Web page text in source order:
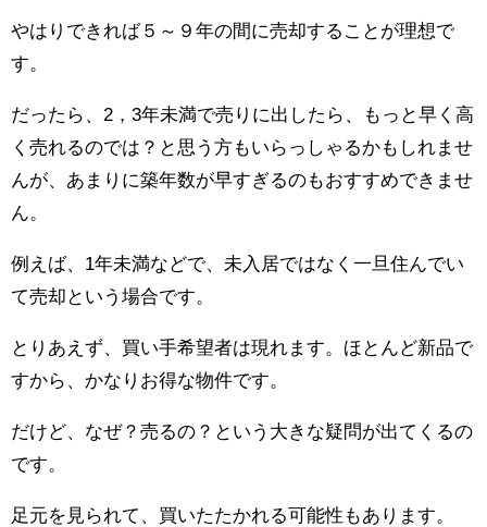
やはりできれば５～９年の間に売却することが理想で
す。
だったら、2，3年未満で売りに出したら、もっと早く高
く売れるのでは？と思う方もいらっしゃるかもしれませ
んが、あまりに築年数が早すぎるのもおすすめできませ
ん。
例えば、1年未満などで、未入居ではなく一旦住んでい
て売却という場合です。
とりあえず、買い手希望者は現れます。ほとんど新品で
すから、かなりお得な物件です。
だけど、なぜ？売るの？という大きな疑問が出てくるの
です。
足元を見られて、買いたたかれる可能性もあります。